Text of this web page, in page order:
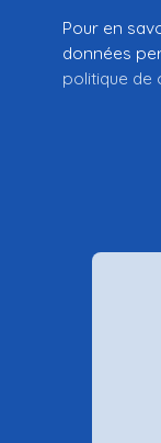
Pour en
données
politique de